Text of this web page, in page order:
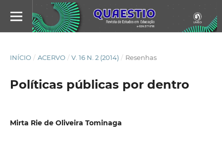
INÍCIO / ACERVO / V. 16 N. 2 (2014) / Resenhas
Políticas públicas por dentro
Mirta Rie de Oliveira Tominaga